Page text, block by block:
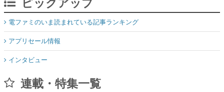
電ファミのいま読まれている記事ランキング
アプリセール情報
インタビュー
連載・特集一覧